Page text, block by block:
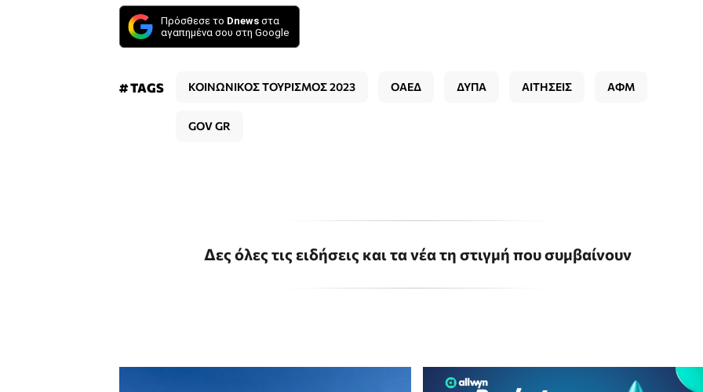
Πρόσθεσε το Dnews στα
αγαπημένα σου στη Google
# TAGS ΚΟΙΝΩΝΙΚΟΣ ΤΟΥΡΙΣΜΟΣ 2023 ΟΑΕΔ ΔΥΠΑ ΑΙΤΗΣΕΙΣ ΑΦΜ
GOV GR
Δες όλες τις ειδήσεις και τα νέα τη στιγμή που συμβαίνουν